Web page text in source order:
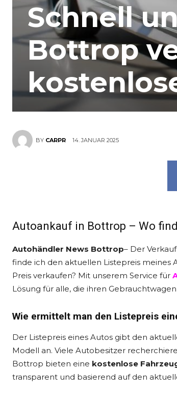
Schnell
Bottrop
BY CARPR 14. JANUAR 2025
Autoankauf in Bottrop – Wo
Autohändler News Bottrop– Der
finde ich den aktuellen Listepreis meines
Preis verkaufen? Mit unserem Service für
Lösung für alle, die ihren
Wie ermittelt man den Listepreis
Der Listepreis eines Autos gibt den
Modell an. Viele Autobesitzer
Bottrop bieten eine kostenlose
transparent und basierend auf den